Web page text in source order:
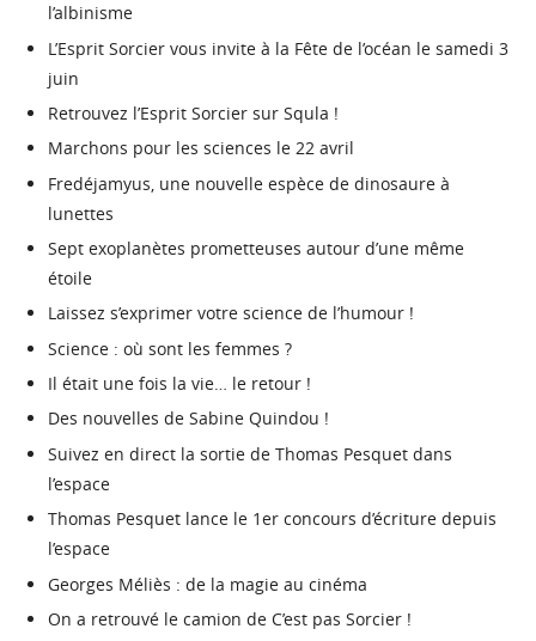
l’albinisme
L’Esprit Sorcier vous invite à la Fête de l’océan le samedi 3
juin
Retrouvez l’Esprit Sorcier sur Squla !
Marchons pour les sciences le 22 avril
Fredéjamyus, une nouvelle espèce de dinosaure à
lunettes
Sept exoplanètes prometteuses autour d’une même
étoile
Laissez s’exprimer votre science de l’humour !
Science : où sont les femmes ?
Il était une fois la vie… le retour !
Des nouvelles de Sabine Quindou !
Suivez en direct la sortie de Thomas Pesquet dans
l’espace
Thomas Pesquet lance le 1er concours d’écriture depuis
l’espace
Georges Méliès : de la magie au cinéma
On a retrouvé le camion de C’est pas Sorcier !